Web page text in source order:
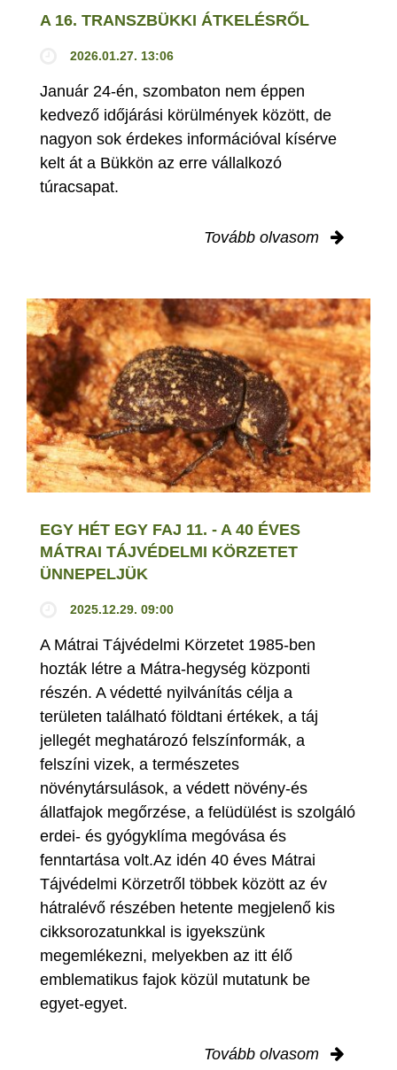
A 16. TRANSZBÜKKI ÁTKELÉSRŐL
2026.01.27. 13:06
Január 24-én, szombaton nem éppen
kedvező időjárási körülmények között, de
nagyon sok érdekes információval kísérve
kelt át a Bükkön az erre vállalkozó
túracsapat.
Tovább olvasom
EGY HÉT EGY FAJ 11. - A 40 ÉVES
MÁTRAI TÁJVÉDELMI KÖRZETET
ÜNNEPELJÜK
2025.12.29. 09:00
A Mátrai Tájvédelmi Körzetet 1985-ben
hozták létre a Mátra-hegység központi
részén. A védetté nyilvánítás célja a
területen található földtani értékek, a táj
jellegét meghatározó felszínformák, a
felszíni vizek, a természetes
növénytársulások, a védett növény-és
állatfajok megőrzése, a felüdülést is szolgáló
erdei- és gyógyklíma megóvása és
fenntartása volt.Az idén 40 éves Mátrai
Tájvédelmi Körzetről többek között az év
hátralévő részében hetente megjelenő kis
cikksorozatunkkal is igyekszünk
megemlékezni, melyekben az itt élő
emblematikus fajok közül mutatunk be
egyet-egyet.
Tovább olvasom